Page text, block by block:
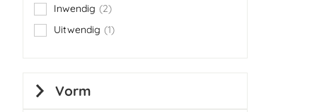
Inwendig 2
items
Uitwendig
1
item
Vorm